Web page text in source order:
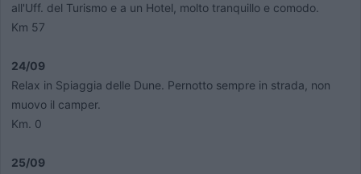
all'Uff. del Turismo e a un Hotel, molto tranquillo e comodo.
Km 57
24/09
Relax in Spiaggia delle Dune. Pernotto sempre in strada, non
muovo il camper.
Km. 0
25/09